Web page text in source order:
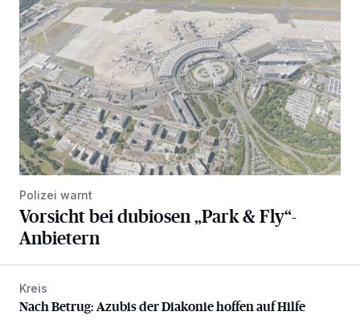
Polizei warnt
Vorsicht bei dubiosen „Park & Fly“-
Anbietern
Nach Betrug: Azubis der Diakonie hoffen auf Hilfe
Kreis
Nach Betrug: Azubis der Diakonie hoffen auf Hilfe